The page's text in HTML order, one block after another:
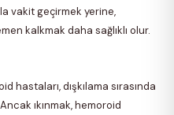
vakit geçirmek yerine,
kalkmak daha sağlıklı olur.
hastaları, dışkılama sırasında
ıkınmak, hemoroid